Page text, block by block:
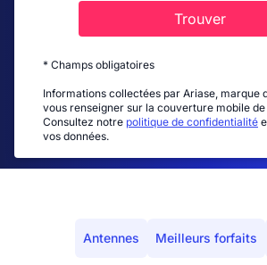
Trouver
* Champs obligatoires
Informations collectées par Ariase, marque
vous renseigner sur la couverture mobile
Consultez notre politique de confidentialité
vos données.
Antennes Meilleurs forfaits